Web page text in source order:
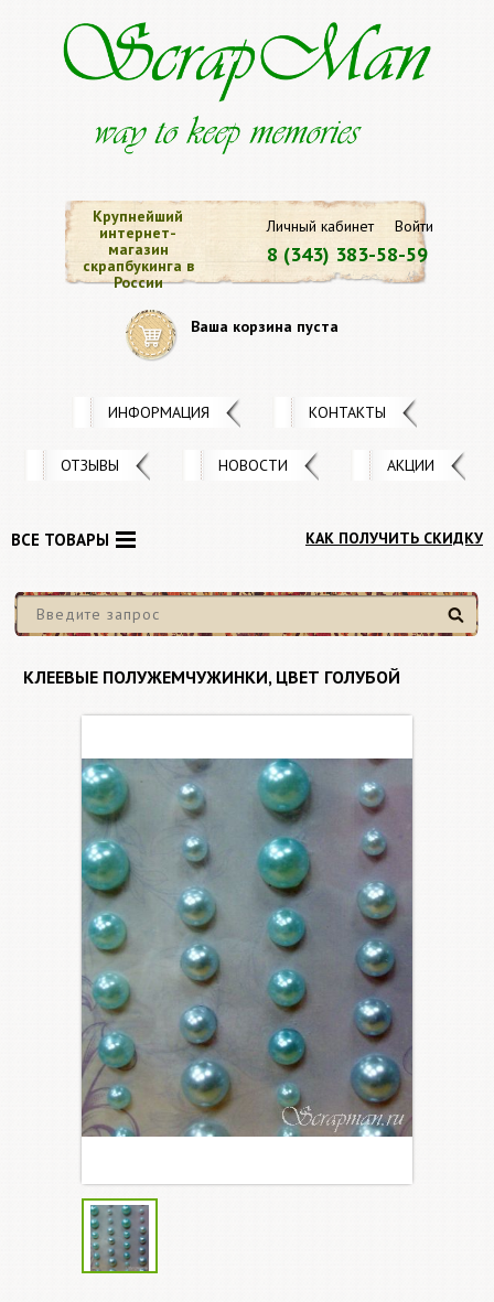
Личный кабинет Войти
8 (343) 383-58-59
Крупнейший
интернет-
магазин
скрапбукинга в
России
Ваша корзина пуста
ИНФОРМАЦИЯ КОНТАКТЫ
ОТЗЫВЫ НОВОСТИ АКЦИИ
КАК ПОЛУЧИТЬ СКИДКУ
Найти
ВСЕ ТОВАРЫ
КЛЕЕВЫЕ ПОЛУЖЕМЧУЖИНКИ, ЦВЕТ ГОЛУБОЙ